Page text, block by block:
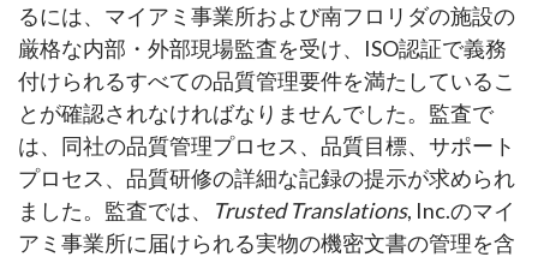
るには、マイアミ事業所および南フロリダの施設の
厳格な内部・外部現場監査を受け、ISO認証で義務
付けられるすべての品質管理要件を満たしているこ
とが確認されなければなりませんでした。監査で
は、同社の品質管理プロセス、品質目標、サポート
プロセス、品質研修の詳細な記録の提示が求められ
ました。監査では、
Trusted Translations, Inc.のマイ
アミ事業所に届けられる実物の機密文書の管理を含